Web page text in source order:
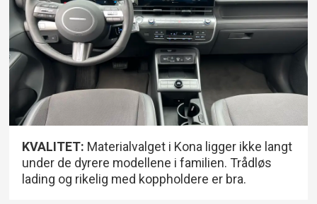
KVALITET: Materialvalget i Kona ligger ikke langt
under de dyrere modellene i familien. Trådløs
lading og rikelig med koppholdere er bra.